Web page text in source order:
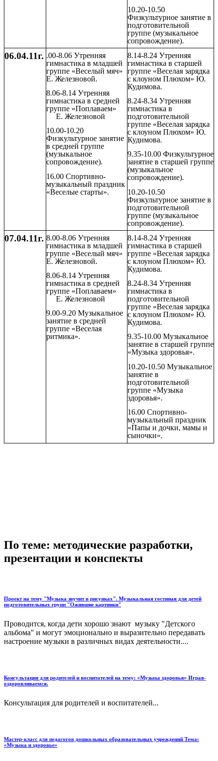
10.20-10.50
Физкультурное занятие в
подготовительной
группе (музыкальное
сопровождение).
06.04.11г. .00-8.06 Утренняя
гимнастика в младшей
группе «Веселый мяч»
Е. Железновой.
8.06-8.14 Утренняя
гимнастика в средней
группе «Поплаваем»
Е. Железновой
10.00-10.20
Физкультурное занятие
в средней группе
(музыкальное
сопровождение).
16.00 Спортивно-
музыкальный праздник
«Веселые старты».
8.14-8.24 Утренняя
гимнастика в старшей
группе «Веселая зарядка
с клоуном Плюхом» Ю.
Кудимова.
8.24-8.34 Утренняя
гимнастика в
подготовительной
группе «Веселая зарядка
с клоуном Плюхом» Ю.
Кудимова.
9.35-10.00 Физкультурное
занятие в старшей группе
(музыкальное
сопровождение).
10.20-10.50
Физкультурное занятие в
подготовительной
группе (музыкальное
сопровождение).
07.04.11г. 8.00-8.06 Утренняя
гимнастика в младшей
группе «Веселый мяч»
Е. Железновой.
8.06-8.14 Утренняя
гимнастика в средней
группе «Поплаваем»
Е. Железновой
9.00-9.20 Музыкальное
занятие в средней
группе «Веселая
ритмика».
8.14-8.24 Утренняя
гимнастика в старшей
группе «Веселая зарядка
с клоуном Плюхом» Ю.
Кудимова.
8.24-8.34 Утренняя
гимнастика в
подготовительной
группе «Веселая зарядка
с клоуном Плюхом» Ю.
Кудимова.
9.35-10.00 Музыкальное
занятие в старшей группе
«Музыка здоровья».
10.20-10.50 Музыкальное
занятие в
подготовительной
группе «Музыка
здоровья».
16.00 Спортивно-
музыкальный праздник
«Папы и дочки, мамы и
сыночки».
По теме: методические разработки,
презентации и конспекты
Проект на тему "Музыка звучит в рисунках". Музыкальная гостиная для детей
подготовительных групп "Ожившие картинки"
Проводится, когда дети хорошо знают музыку "Детского
альбома" и могут эмоционально и выразительно передавать
настроение музыки в различных видах деятельности....
Консультация для родителей и воспитателей на тему: «Музыка здоровья» Играя-
оздоровливаемся.
Консультация для родителей и воспитателей...
Мастер-класс для педагогов дошкольных образовательных учреждений Тема:
«Музыка и здоровье»